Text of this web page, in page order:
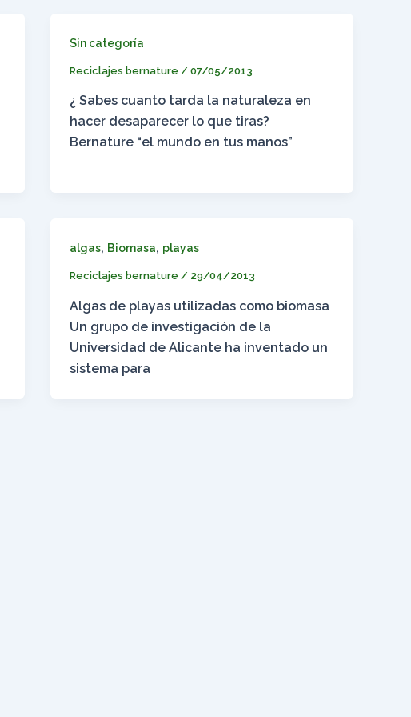
Sin categoría
Reciclajes bernature /07/05/2013
¿ Sabes cuanto tarda la naturaleza en
hacer desaparecer lo que tiras?
Bernature “el mundo en tus manos”
algas, Biomasa, playas
Reciclajes bernature/ 29/04/2013
Algas de playas utilizadas como biomasa
Un grupo de investigación de la
Universidad de Alicante ha inventado un
sistema para